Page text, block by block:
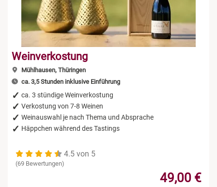
Weinverkostung
Mühlhausen, Thüringen
ca. 3,5 Stunden inklusive Einführung
ca. 3 stündige Weinverkostung
Verkostung von 7-8 Weinen
Weinauswahl je nach Thema und Absprache
Häppchen während des Tastings
4.5 von 5
(69 Bewertungen)
49,00 €